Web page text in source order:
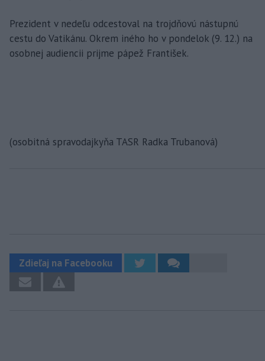
Prezident v nedeľu odcestoval na trojdňovú nástupnú
cestu do Vatikánu. Okrem iného ho v pondelok (9. 12.) na
osobnej audiencii prijme pápež František.
(osobitná spravodajkyňa TASR Radka Trubanová)
Zdieľaj na Facebooku